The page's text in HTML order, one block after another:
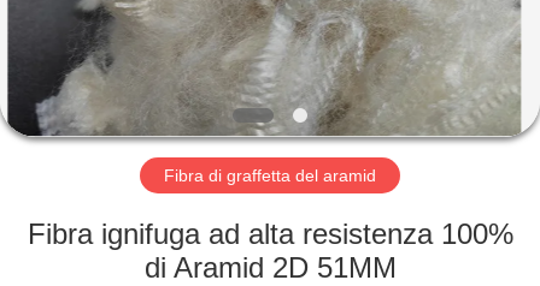
VIDEO
CIRCA
NOI
GIRO
DELLA
Fibra di graffetta del aramid
Fibra ignifuga ad alta resistenza 100%
di Aramid 2D 51MM